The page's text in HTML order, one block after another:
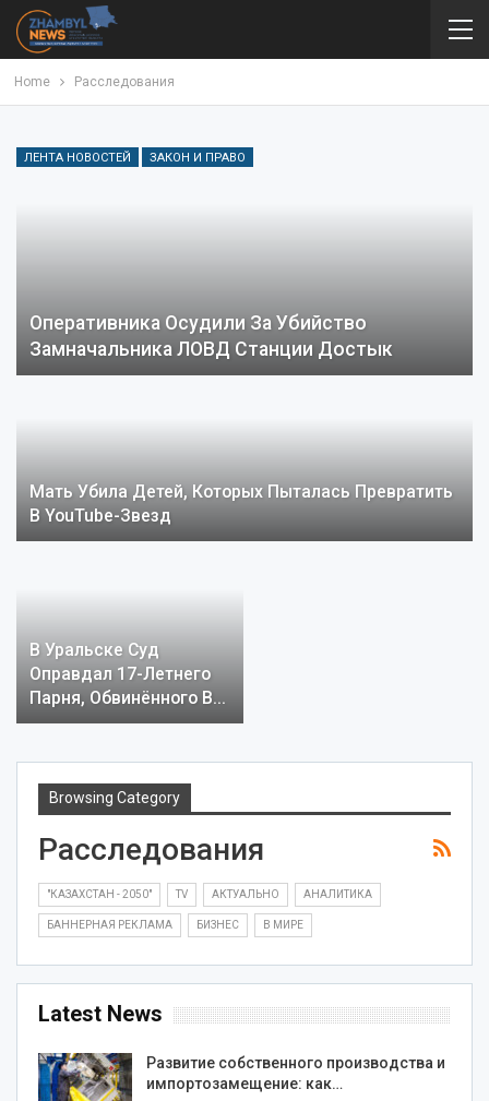
Home Расследования
ЛЕНТА НОВОСТЕЙ ЗАКОН И ПРАВО
Оперативника Осудили За Убийство
Замначальника ЛОВД Станции Достык
Мать Убила Детей, Которых Пыталась Превратить
В YouTube-Звезд
В Уральске Суд
Оправдал 17-Летнего
Парня, Обвинённого В…
Browsing Category
Расследования
"КАЗАХСТАН - 2050" TV АКТУАЛЬНО АНАЛИТИКА
БАННЕРНАЯ РЕКЛАМА БИЗНЕС В МИРЕ
Latest News
Развитие собственного производства и
импортозамещение: как…